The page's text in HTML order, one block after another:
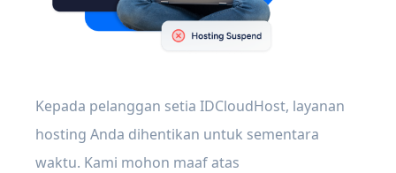
Kepada pelanggan setia IDCloudHost, layanan
hosting Anda dihentikan untuk sementara
waktu. Kami mohon maaf atas